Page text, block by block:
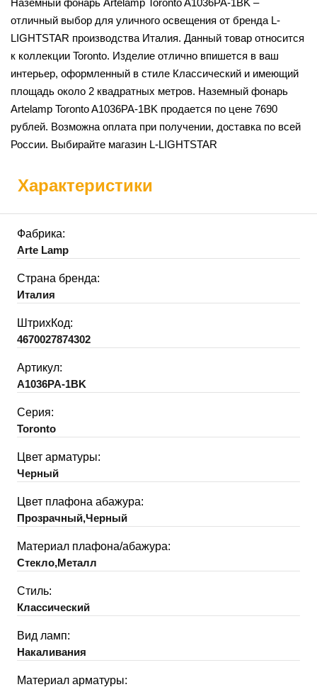
отличный выбор для уличного освещения от бренда L-
LIGHTSTAR производства Италия. Данный товар относится
к коллекции Toronto. Изделие отлично впишется в ваш
интерьер, оформленный в стиле Классический и имеющий
площадь около 2 квадратных метров. Наземный фонарь
Artelamp Toronto A1036PA-1BK продается по цене 7690
рублей. Возможна оплата при получении, доставка по всей
России. Выбирайте магазин L-LIGHTSTAR
Характеристики
Фабрика:
Arte Lamp
Страна бренда:
Италия
ШтрихКод:
4670027874302
Артикул:
A1036PA-1BK
Серия:
Toronto
Цвет арматуры:
Черный
Цвет плафона абажура:
Прозрачный,Черный
Материал плафона/абажура:
Стекло,Металл
Стиль:
Классический
Вид ламп:
Накаливания
Материал арматуры: